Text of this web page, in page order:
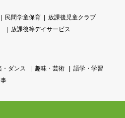
民間学童保育
放課後児童クラブ
放課後等デイサービス
・ダンス 趣味・芸術
語学・学習